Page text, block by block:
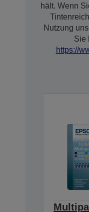
hält. Wenn
Nutzung
Sie
https://